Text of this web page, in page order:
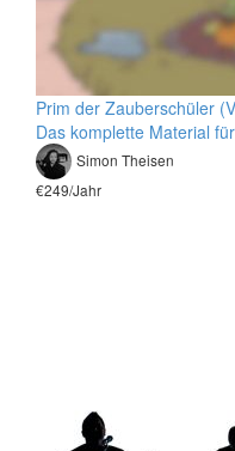
Prim der Zauberschüler
Das komplette Material
Simon Theisen
€249/Jahr